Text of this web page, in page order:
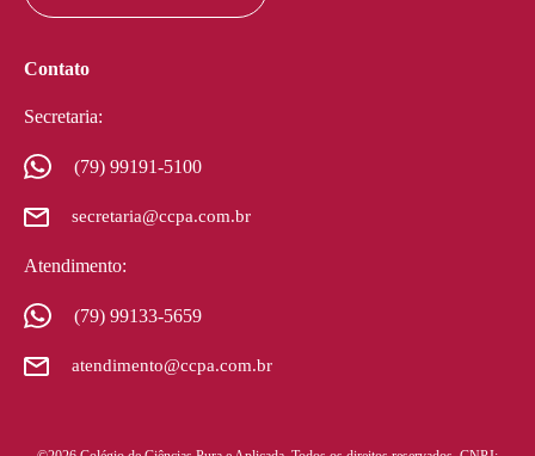
Contato
Secretaria:
(79) 99191-5100
secretaria@ccpa.com.br
Atendimento:
(79) 99133-5659
atendimento@ccpa.com.br